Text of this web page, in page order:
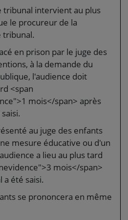
tribunal intervient au plus
le procureur de la
tribunal.
en prison par le juge des
à la demande du
l'audience doit
<span
mois</span> après
au juge des enfants
mesure éducative ou d'un
a lieu au plus tard
mois</span>
a été saisi.
se prononcera en même